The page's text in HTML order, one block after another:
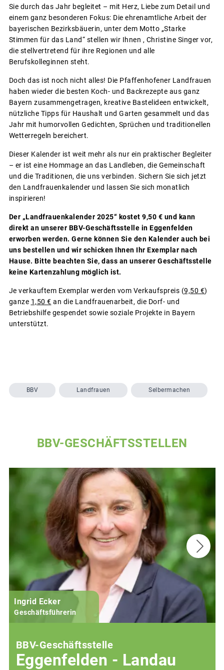
Sie durch das Jahr begleitet – mit Herz, Liebe zum Detail und
einem ganz besonderen Fokus: Die ehrenamtliche Arbeit der
bayerischen Bezirksbäuerin, unter dem Motto „Starke
Stimmen für das Land“ stellen wir Ihnen , Christine Singer vor,
die stellvertretend für ihre Regionen und alle
Berufskolleginnen steht.
Doch das ist noch nicht alles! Die Pfaffenhofener Landfrauen
haben wieder die besten Koch- und Backrezepte aus ganz
Bayern zusammengetragen, kreative Bastelideen entwickelt,
nützliche Tipps für Haushalt und Garten gesammelt und das
Jahr mit humorvollen Gedichten, Sprüchen und traditionellen
Wetterregeln bereichert.
Dieser Kalender ist weit mehr als nur ein praktischer Begleiter
– er ist eine Hommage an das Landleben, die Gemeinschaft
und die Traditionen, die uns verbinden. Sichern Sie sich jetzt
den Landfrauenkalender und lassen Sie sich monatlich
inspirieren!
Der „Landfrauenkalender 2025“ kostet 9,50 € und kann
direkt an unserer BBV-Geschäftsstelle in Eggenfelden
erworben werden. Gerne können Sie den Kalender auch bei
uns bestellen und wir schicken Ihnen Ihr Exemplar nach
Hause. Bitte beachten Sie, dass an unserer Geschäftsstelle
keine Kartenzahlung möglich ist.
Je verkauftem Exemplar werden vom Verkaufspreis (9,50 €)
ganze 1,50 € an die Landfrauenarbeit, die Dorf- und
Betriebshilfe gespendet sowie soziale Projekte in Bayern
unterstützt.
BBV Landfrauen Selbermachen
BBV-GESCHÄFTSSTELLEN
Ingrid Ecker
Geschäftsführerin
BBV-Geschäftsstelle
Eggenfelden - Landau